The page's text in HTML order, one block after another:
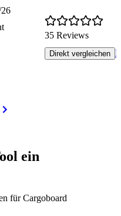
35 Reviews
Direkt vergleichen
ein
für Cargoboard